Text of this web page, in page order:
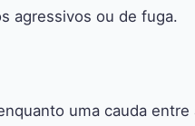
agressivos ou de fuga.
uma cauda entre